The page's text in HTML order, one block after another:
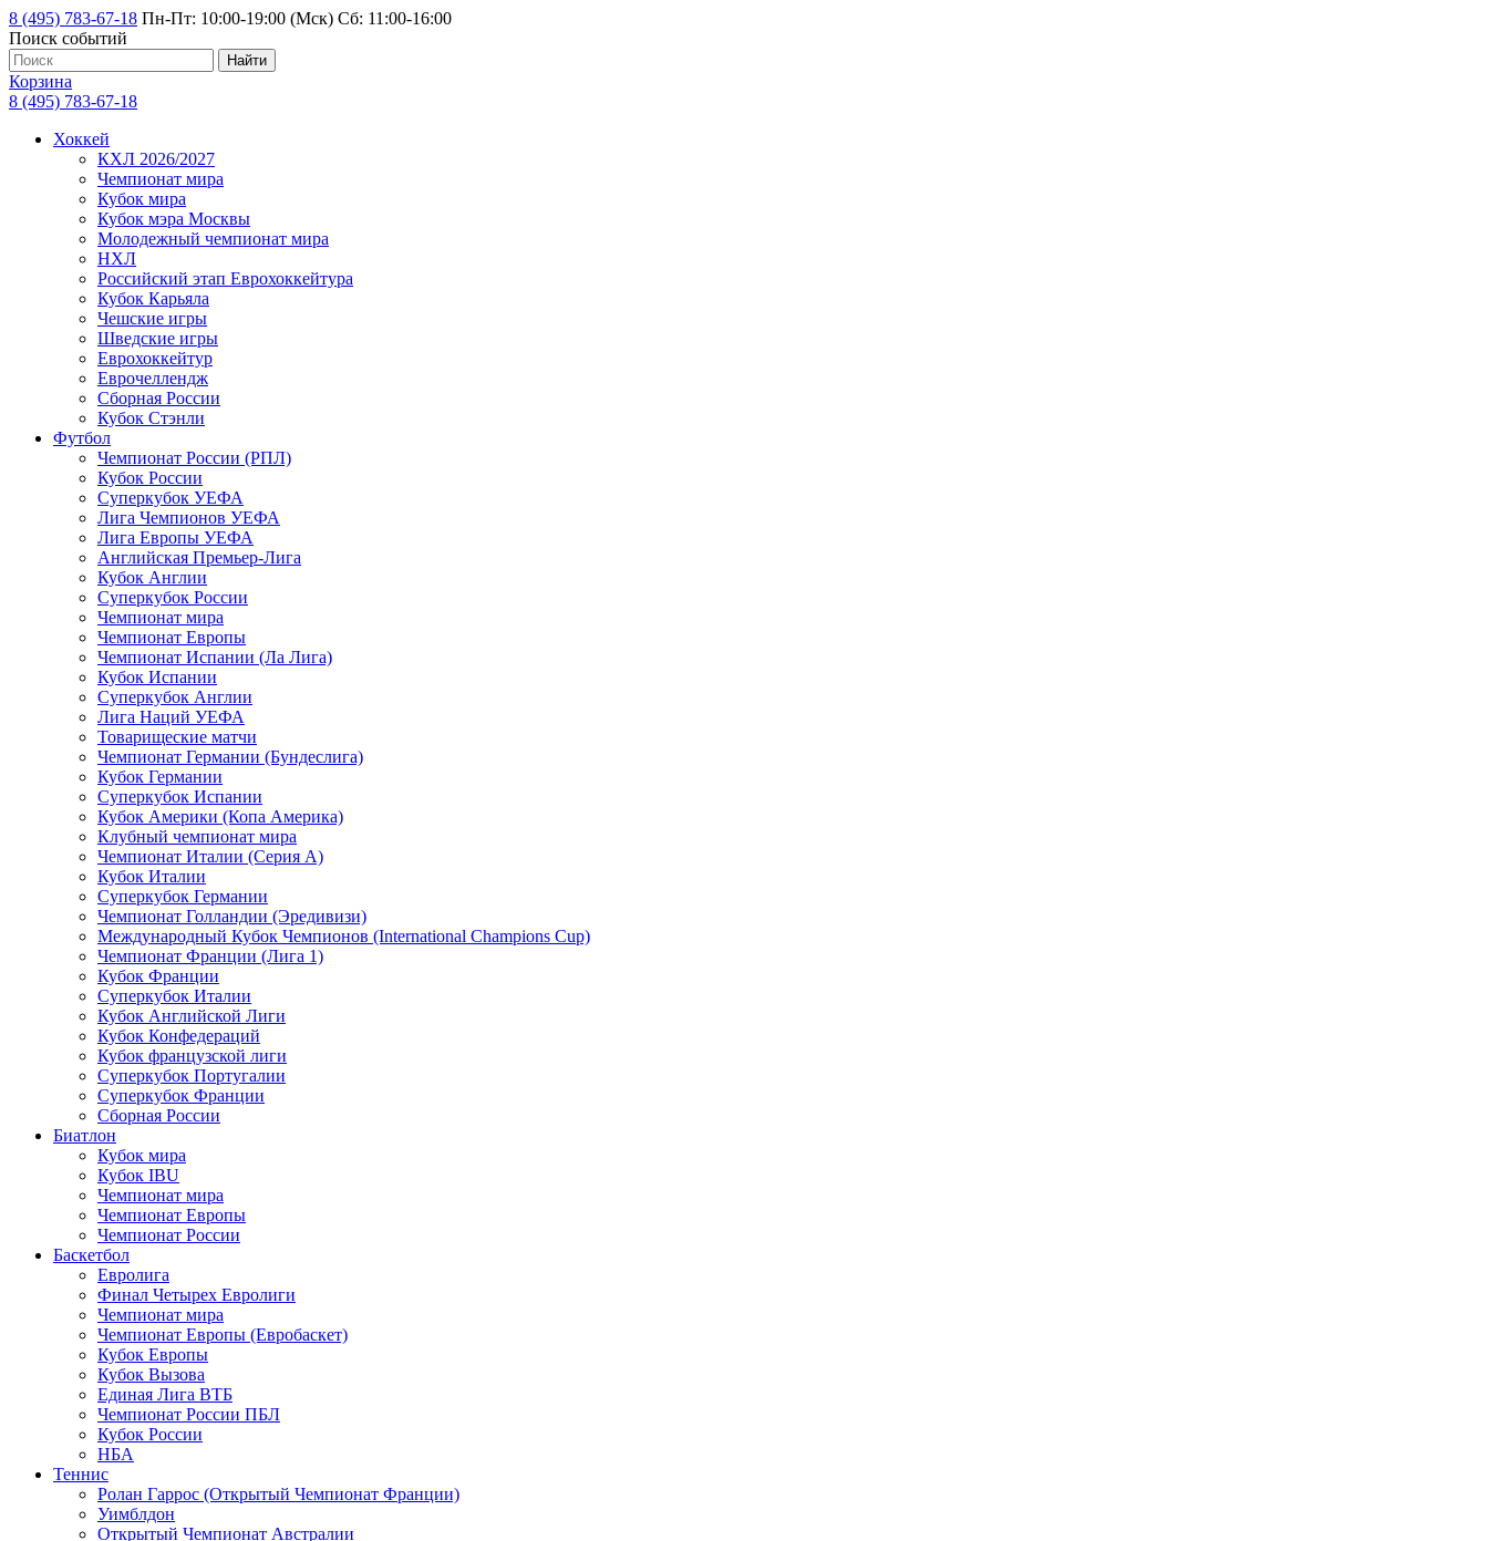
8 (495) 783-67-18 Пн-Пт: 10:00-19:00 (Мск) Сб: 11:00-16:00
Поиск событий
Найти
Корзина
8 (495) 783-67-18
Хоккей
КХЛ 2026/2027
Чемпионат мира
Кубок мира
Кубок мэра Москвы
Молодежный чемпионат мира
НХЛ
Российский этап Еврохоккейтура
Кубок Карьяла
Чешские игры
Шведские игры
Еврохоккейтур
Еврочеллендж
Сборная России
Кубок Стэнли
Футбол
Чемпионат России (РПЛ)
Кубок России
Суперкубок УЕФА
Лига Чемпионов УЕФА
Лига Европы УЕФА
Английская Премьер-Лига
Кубок Англии
Суперкубок России
Чемпионат мира
Чемпионат Европы
Чемпионат Испании (Ла Лига)
Кубок Испании
Суперкубок Англии
Лига Наций УЕФА
Товарищеские матчи
Чемпионат Германии (Бундеслига)
Кубок Германии
Суперкубок Испании
Кубок Америки (Копа Америка)
Клубный чемпионат мира
Чемпионат Италии (Серия А)
Кубок Италии
Суперкубок Германии
Чемпионат Голландии (Эредивизи)
Международный Кубок Чемпионов (International Champions Cup)
Чемпионат Франции (Лига 1)
Кубок Франции
Суперкубок Италии
Кубок Английской Лиги
Кубок Конфедераций
Кубок французской лиги
Суперкубок Португалии
Суперкубок Франции
Сборная России
Биатлон
Кубок мира
Кубок IBU
Чемпионат мира
Чемпионат Европы
Чемпионат России
Баскетбол
Евролига
Финал Четырех Евролиги
Чемпионат мира
Чемпионат Европы (Евробаскет)
Кубок Европы
Кубок Вызова
Единая Лига ВТБ
Чемпионат России ПБЛ
Кубок России
НБА
Теннис
Ролан Гаррос (Открытый Чемпионат Франции)
Уимблдон
Открытый Чемпионат Австралии